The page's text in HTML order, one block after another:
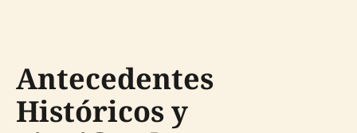
Antecedentes
Históricos y